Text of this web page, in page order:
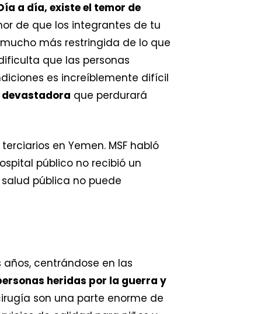
a día, existe el temor de
de que los integrantes de tu
más restringida de lo que
que las personas
es increíblemente difícil
que perdurará
en Yemen. MSF habló
público no recibió un
pública no puede
centrándose en las
heridas por la guerra y
son una parte enorme de